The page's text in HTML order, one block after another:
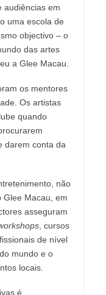
audiências em
uma escola de
objectivo – o
das artes
a Glee Macau.
os mentores
Os artistas
quando
darem conta da
não
Glee Macau, em
asseguram
, cursos
de nível
mundo e o
locais.
é